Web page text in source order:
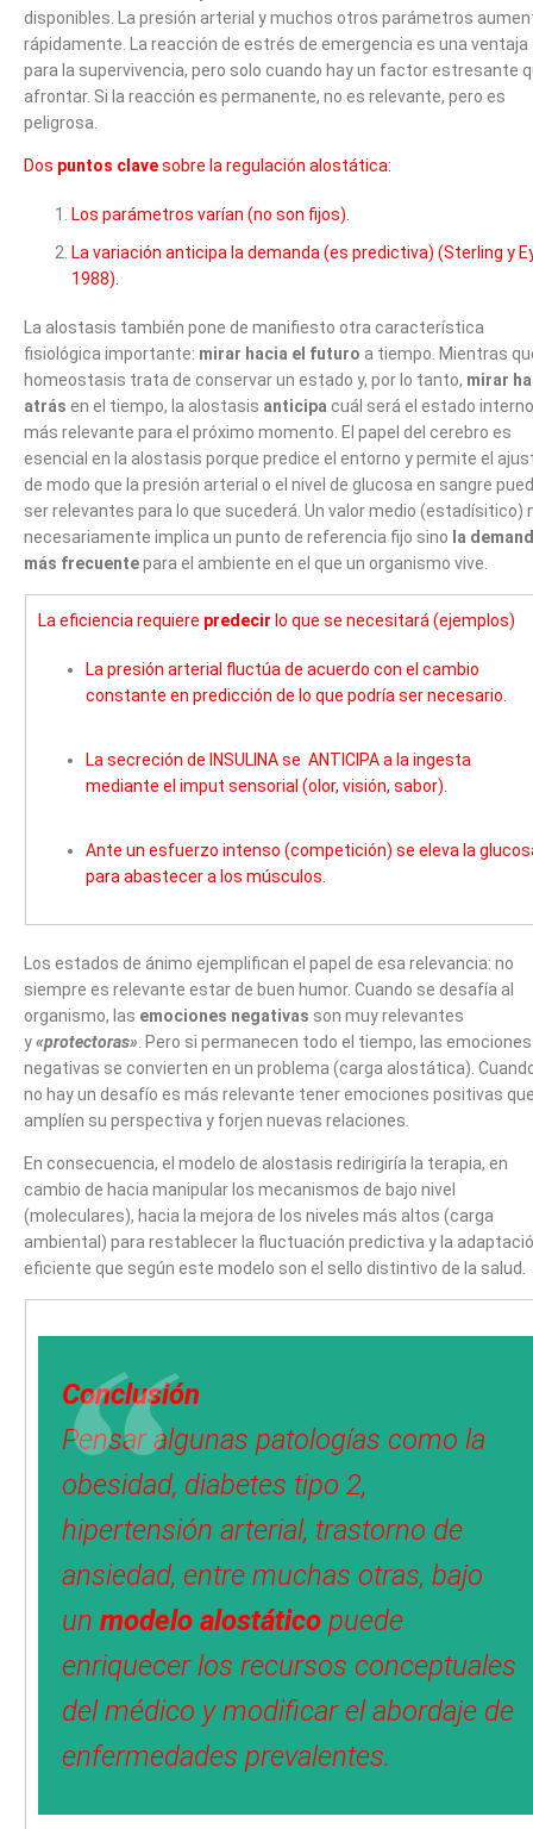
disponibles. La presión arterial y muchos otros parámetros
rápidamente. La reacción de estrés de emergencia es una ventaja
para la supervivencia, pero solo cuando hay un factor estresante
afrontar. Si la reacción es permanente, no es relevante, pero es
peligrosa.
Dos puntos clavesobre la regulación alostática:
Los parámetros varían (no son fijos).
La variación anticipa la demanda (es predictiva) (Sterling y
1988).
La alostasis también pone de manifiesto otra característica
fisiológica importante: mirar hacia el futuro a tiempo. Mientras
homeostasis trata de conservar un estado y, por lo tanto, mirar
atrás en el tiempo, la alostasis anticipa cuál será el estado interno
más relevante para el próximo momento. El papel del cerebro es
esencial en la alostasis porque predice el entorno y permite el
de modo que la presión arterial o el nivel de glucosa en sangre
ser relevantes para lo que sucederá. Un valor medio (estadísitico)
necesariamente implica un punto de referencia fijo sino la
más frecuentepara el ambiente en el que un organismo vive.
La eficiencia requiere predecir lo que se necesitará (ejemplos)
La presión arterial fluctúa de acuerdo con el cambio
constante en predicción de lo que podría ser necesario.
La secreción de INSULINA se ANTICIPA a la ingesta
mediante el imput sensorial (olor, visión, sabor).
Ante un esfuerzo intenso (competición) se eleva la
para abastecer a los músculos.
Los estados de ánimo ejemplifican el papel de esa relevancia: no
siempre es relevante estar de buen humor. Cuando se desafía al
organismo, las emociones negativas son muy relevantes
y«protectoras» . Pero si permanecen todo el tiempo, las emociones
negativas se convierten en un problema (carga alostática).
no hay un desafío es más relevante tener emociones positivas
amplíen su perspectiva y forjen nuevas relaciones.
En consecuencia, el modelo de alostasis redirigiría la terapia, en
cambio de hacia manipular los mecanismos de bajo nivel
(moleculares), hacia la mejora de los niveles más altos (carga
ambiental) para restablecer la fluctuación predictiva y la
eficiente que según este modelo son el sello distintivo de la salud.
Conclusión
Pensar algunas patologías como la
obesidad, diabetes tipo 2,
hipertensión arterial, trastorno de
ansiedad, entre muchas otras, bajo
un modelo alostático puede
enriquecer los recursos conceptuales
del médico y modificar el abordaje de
enfermedades prevalentes.